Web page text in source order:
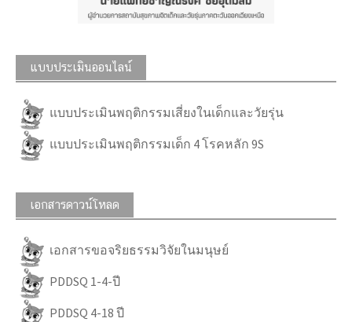
แบบประเมินออนไลน์
แบบประเมินพฤติกรรมเสี่ยงในเด็กและวัยรุ่น
แบบประเมินพฤติกรรมเด็ก 4 โรคหลัก 9S
เอกสารดาวน์โหลด
เอกสารขอจริยธรรมวิจัยในมนุษย์
PDDSQ 1-4-ปี
PDDSQ 4-18 ปี